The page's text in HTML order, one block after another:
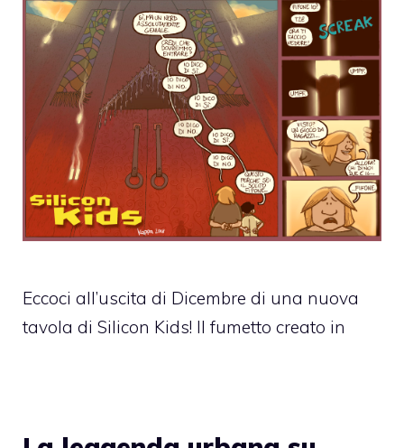
Eccoci all’uscita di Dicembre di una nuova
tavola di Silicon Kids! Il fumetto creato in